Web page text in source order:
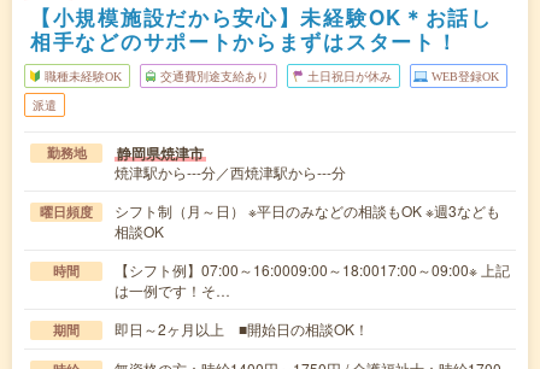
【小規模施設だから安心】未経験OK＊お話し
相手などのサポートからまずはスタート！
職種未経験OK 交通費別途支給あり 土日祝日が休み WEB登録OK
派遣
勤務地 静岡県焼津市
焼津駅から---分／西焼津駅から---分
曜日頻度
シフト制（月～日） ※平日のみなどの相談もOK ※週3なども
相談OK
時間
【シフト例】07:00～16:0009:00～18:0017:00～09:00※ 上記
は一例です！そ…
期間 即日～2ヶ月以上 ■開始日の相談OK！